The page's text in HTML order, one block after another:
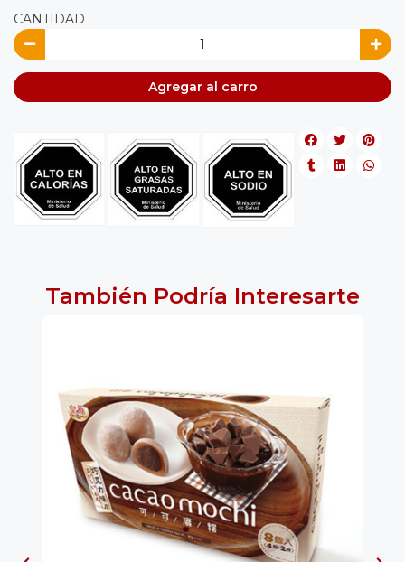
CANTIDAD
Agregar al carro
También Podría Interesarte